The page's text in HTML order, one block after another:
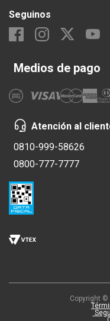
Seguinos
Medios de pago
Atención al
0810-999-58626
0800-777-7777
Copyright ©